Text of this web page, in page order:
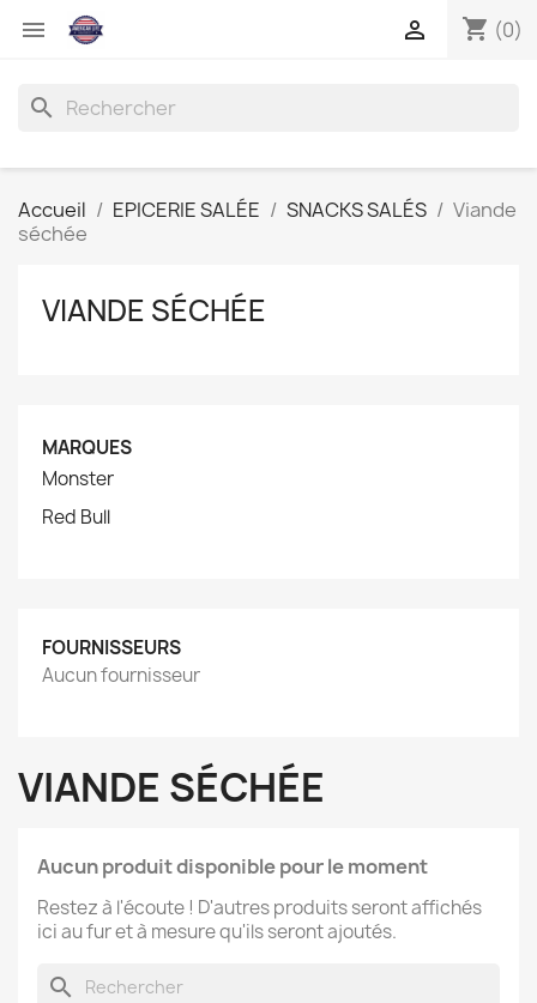
 shopping_cart (0)

search
Accueil EPICERIE SALÉE SNACKS SALÉS
Viande
séchée
VIANDE SÉCHÉE
MARQUES
Monster
Red Bull
FOURNISSEURS
Aucun fournisseur
VIANDE SÉCHÉE
Aucun produit disponible pour le moment
Restez à l'écoute ! D'autres produits seront affichés
ici au fur et à mesure qu'ils seront ajoutés.
search